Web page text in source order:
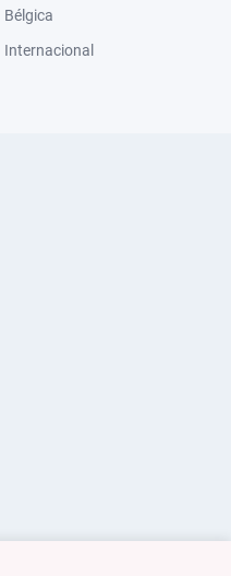
Bélgica
Internacional